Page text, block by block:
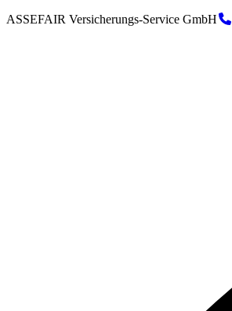
ASSEFAIR Versicherungs-Service GmbH